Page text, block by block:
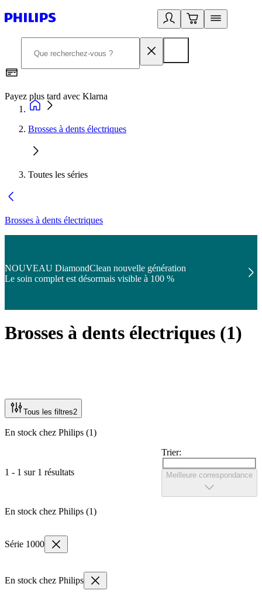
Payez plus tard avec Klarna
Brosses à dents électriques
Toutes les séries
Brosses à dents électriques
NOUVEAU DiamondClean nouvelle génération
Le soin complet est désormais visible à 100 %
Brosses à dents électriques (1)
Tous les filtres2
En stock chez Philips (1)
1 - 1 sur 1 résultats
Trier:
Meilleure correspondance
En stock chez Philips (1)
Série 1000
En stock chez Philips